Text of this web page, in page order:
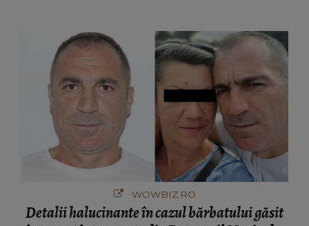
WOWBIZ.RO
Detalii halucinante în cazul bărbatului găsit